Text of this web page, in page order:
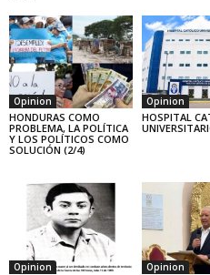
Opinion
HONDURAS COMO
PROBLEMA, LA POLÍTICA
Y LOS POLÍTICOS COMO
SOLUCIÓN (2/4)
Opinion
HOSPITAL
Opinion Opinion